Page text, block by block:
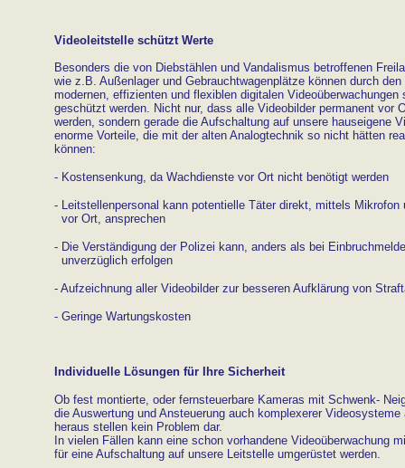
Videoleitstelle schützt Werte
Besonders die von Diebstählen und Vandalismus betroffenen
wie z.B. Außenlager und Gebrauchtwagenplätze können durch
modernen, effizienten und flexiblen digitalen
geschützt werden. Nicht nur, dass alle Videobilder permanent vor
werden, sondern gerade die Aufschaltung auf unsere hauseigene
enorme Vorteile, die mit der alten Analogtechnik so nicht hätten
können:
- Kostensenkung, da Wachdienste vor Ort nicht benötigt werden
- Leitstellenpersonal kann potentielle Täter direkt, mittels Mikrofon
vor Ort, ansprechen
- Die Verständigung der Polizei kann, anders als bei
unverzüglich erfolgen
- Aufzeichnung aller Videobilder zur besseren Aufklärung von
- Geringe Wartungskosten
Individuelle Lösungen für Ihre Sicherheit
Ob fest montierte, oder fernsteuerbare Kameras mit Schwenk-
die Auswertung und Ansteuerung auch komplexerer
heraus stellen kein Problem dar.
In vielen Fällen kann eine schon vorhandene Videoüberwachung
für eine Aufschaltung auf unsere Leitstelle umgerüstet werden.